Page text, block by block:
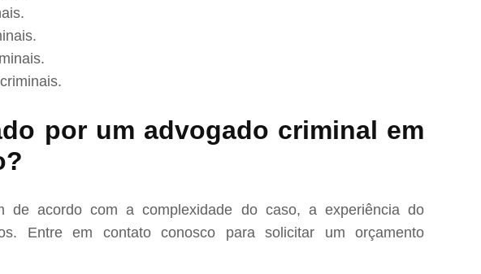
por um advogado criminal em
de acordo com a complexidade do caso, a experiência do
Entre em contato conosco para solicitar um orçamento